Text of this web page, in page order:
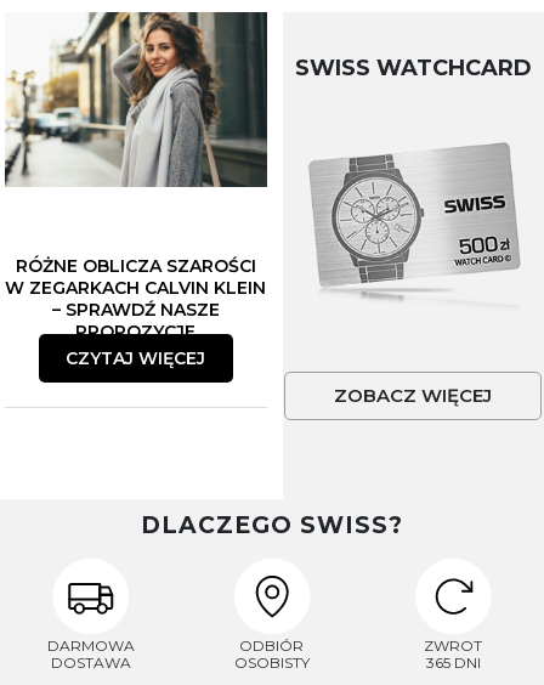
RÓŻNE OBLICZA SZAROŚCI
W ZEGARKACH CALVIN KLEIN
– SPRAWDŹ NASZE
PROPOZYCJE
CZYTAJ WIĘCEJ
SWISS WATCHCARD
ZOBACZ WIĘCEJ
DLACZEGO SWISS?
DARMOWA
DOSTAWA
ODBIÓR
OSOBISTY
ZWROT
365 DNI